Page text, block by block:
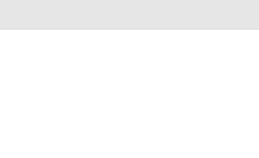
произведения
сопровождает громкий
Литвы, Латвии, Белоруссии.